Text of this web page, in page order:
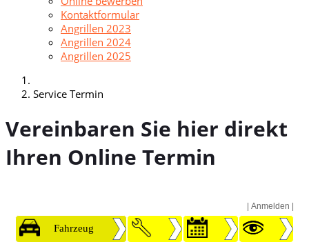
Kontaktformular
Angrillen 2023
Angrillen 2024
Angrillen 2025
Service Termin
Vereinbaren Sie hier direkt
Ihren Online Termin